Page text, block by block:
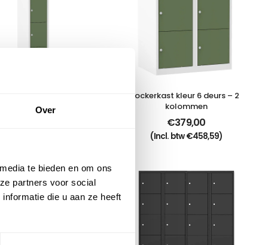
Over
te bieden en om ons
partners voor social
die u aan ze heeft
kolom
Lockerkast kleur 6 deurs – 2
kolommen
€379,00
(Incl. btw€458,59)